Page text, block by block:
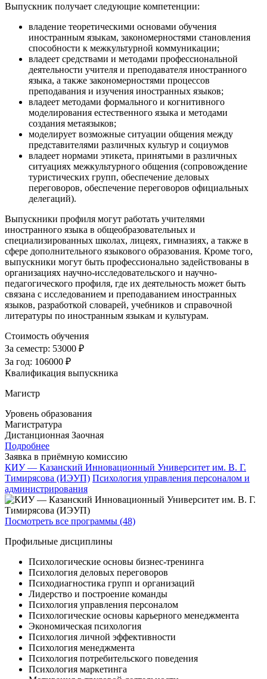
Выпускник получает следующие компетенции:
владение теоретическими основами обучения
иностранным языкам, закономерностями становления
способности к межкультурной коммуникации;
владеет средствами и методами профессиональной
деятельности учителя и преподавателя иностранного
языка, а также закономерностями процессов
преподавания и изучения иностранных языков;
владеет методами формального и когнитивного
моделирования естественного языка и методами
создания метаязыков;
моделирует возможные ситуации общения между
представителями различных культур и социумов
владеет нормами этикета, принятыми в различных
ситуациях межкультурного общения (сопровождение
туристических групп, обеспечение деловых
переговоров, обеспечение переговоров официальных
делегаций).
Выпускники профиля могут работать учителями
иностранного языка в общеобразовательных и
специализированных школах, лицеях, гимназиях, а также в
сфере дополнительного языкового образования. Кроме того,
выпускники могут быть профессионально задействованы в
организациях научно-исследовательского и научно-
педагогического профиля, где их деятельность может быть
связана с исследованием и преподаванием иностранных
языков, разработкой словарей, учебников и справочной
литературы по иностранным языкам и культурам.
Стоимость обучения
За семестр: 53000 ₽
За год: 106000 ₽
Квалификация выпускника
Магистр
Уровень образования
Магистратура
Дистанционная Заочная
Подробнее
Заявка в приёмную комиссию
КИУ — Казанский Инновационный Университет им. В. Г.
Тимирясова (ИЭУП) Психология управления персоналом и
администрирования
Посмотреть все программы (48)
Профильные дисциплины
Психологические основы бизнес-тренинга
Психология деловых переговоров
Психодиагностика групп и организаций
Лидерство и построение команды
Психология управления персоналом
Психологические основы карьерного менеджмента
Экономическая психология
Психология личной эффективности
Психология менеджмента
Психология потребительского поведения
Психология маркетинга